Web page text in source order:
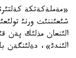
شئعئننئث ورنئ
الئنعان مذلئك پةن
الئندئ»، دةلئنگةن